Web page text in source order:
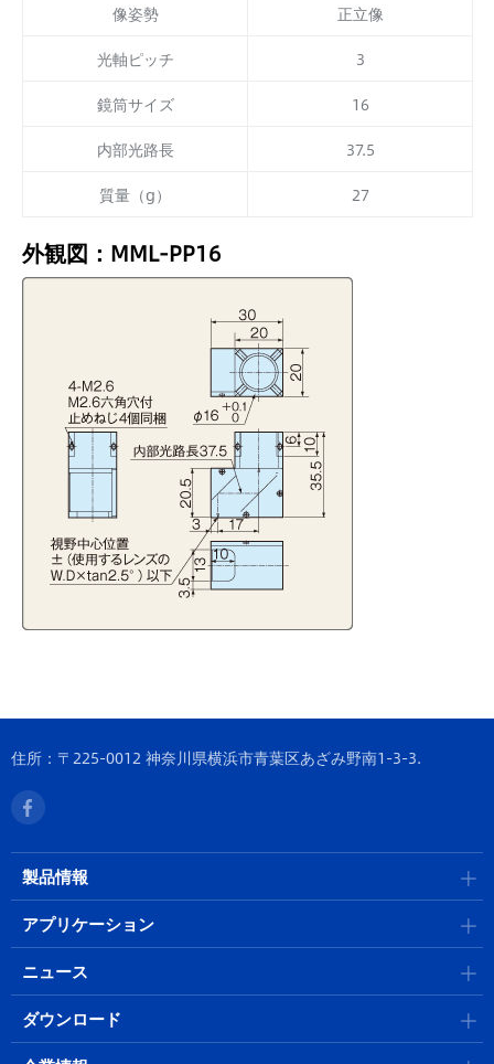
像姿勢
正立像
光軸ピッチ
3
鏡筒サイズ
16
内部光路長
37.5
質量（g）
27
外観図：MML-PP16
住所：〒225-0012 神奈川県横浜市青葉区あざみ野南1-3-3.
製品情報
アプリケーション
ニュース
ダウンロード